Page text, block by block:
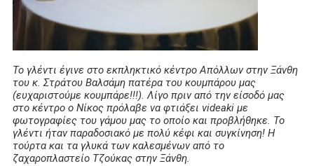
Το γλέντι έγινε στο εκπληκτικό κέντρο Απόλλων στην Ξάνθη
του κ. Στράτου Βαλσάμη πατέρα του κουμπάρου μας
(ευχαριστούμε κουμπάρε!!!). Λίγο πριν από την είσοδό μας
στο κέντρο ο Νίκος πρόλαβε να φτιάξει videaki με
φωτογραφίες του γάμου μας το οποίο και προβλήθηκε. Το
γλέντι ήταν παραδοσιακό με πολύ κέφι και συγκίνηση! Η
τούρτα και τα γλυκά των καλεσμένων από το
ζαχαροπλαστείο Τζούκας στην Ξάνθη.